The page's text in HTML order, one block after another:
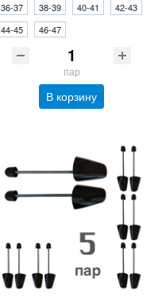
36-37 38-39 40-41
42-43
44-45
46-47
пар
В корзину